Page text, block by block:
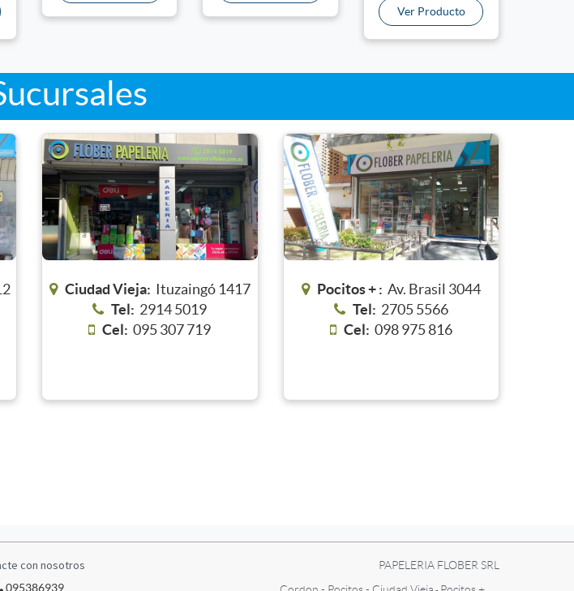
Ver Producto
Ciudad Vieja: Ituzaingó 1417
Tel: 2914 5019
Cel: 095 307 719
Pocitos + : Av. Brasil 3044
Tel: 2705 5566
Cel: 098 975 816
con nosotros
095386939
PAPELERIA FLOBER SRL